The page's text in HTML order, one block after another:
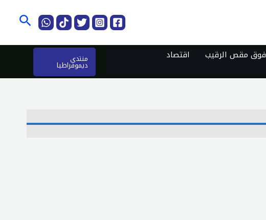
فوق مقص الرقيب
اقتصاد
منتدى
ديموقراطيا